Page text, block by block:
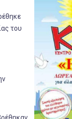
του